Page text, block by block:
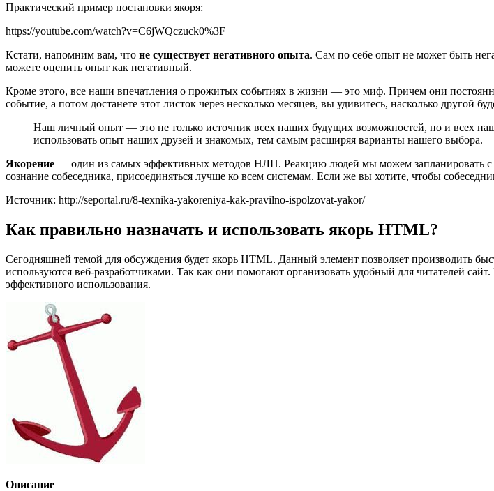
Практический пример постановки якоря:
https://youtube.com/watch?v=C6jWQczuck0%3F
Кстати, напомним вам, что не существует негативного опыта. Сам по себе опыт не может быть
можете оценить опыт как негативный.
Кроме этого, все наши впечатления о прожитых событиях в жизни — это миф. Причем они
событие, а потом достанете этот листок через несколько месяцев, вы удивитесь, насколько другой
Наш личный опыт — это не только источник всех наших будущих возможностей, но и всех
использовать опыт наших друзей и знакомых, тем самым расширяя варианты нашего выбора.
Якорение — один из самых эффективных методов НЛП. Реакцию людей мы можем запланировать с
сознание собеседника, присоединяться лучше ко всем системам. Если же вы хотите, чтобы
Источник: http://seportal.ru/8-texnika-yakoreniya-kak-pravilno-ispolzovat-yakor/
Как правильно назначать и использовать якорь HTML?
Сегодняшней темой для обсуждения будет якорь HTML. Данный элемент позволяет производить
используются веб-разработчиками. Так как они помогают организовать удобный для читателей
эффективного использования.
Описание